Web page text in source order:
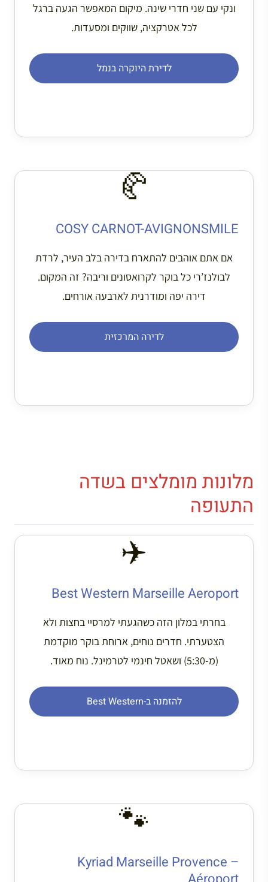
ונקי עם שני חדרי שינה. מיקום המאפשר הגעה ברגל
לכל אטרקציה, שווקים ומסעדות.
לדירת היוקרה בנמל
🥐
COSY CARNOT-AVIGNONSMILE
אם אתם אוהבים להתארח בדירה בלב העיר, לרדת
לבולנז’רי כל בוקר לקרואסונים וריבה? זה המקום.
דירה יפה ומודרנית לארבעה אורחים.
לדירה המרכזית
מלונות מומלצים בשדה
התעופה
✈️
Best Western Marseille Aeroport
בחרתי במלון הזה כשהגעתי למרסיי בחצות ולא
הצטערתי. חדרים נוחים, ארוחת בוקר מוקדמת
(מ-5:30) ושאטל חינמי לטרמינל. נוח מאוד.
להזמנה ב-Best Western
🐾
Kyriad Marseille Provence –